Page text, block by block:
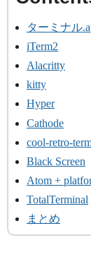
ターミナル
iTerm2
Alacritty
kitty
Hyper
Cathode
cool-retro-
Black Screen
Atom +
TotalTerminal
まとめ